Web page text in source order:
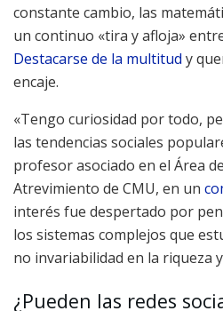
constante cambio, las
un continuo «tira y afloja»
Destacarse de la multitud y
encaje.
«Tengo curiosidad por todo,
las tendencias sociales
profesor asociado en el Área
Atrevimiento de CMU, en un
interés fue despertado por
los sistemas complejos que
no invariabilidad en la riqueza y
¿Pueden las redes